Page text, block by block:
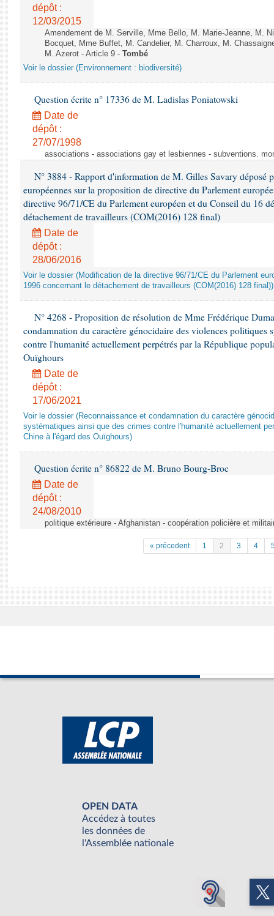
dépôt :
12/03/2015
Amendement de M. Serville, Mme Bello, M. Marie-Jeanne, M.
Bocquet, Mme Buffet, M. Candelier, M. Charroux, M.
M. Azerot - Article 9 - Tombé
Voir le dossier (Environnement : biodiversité)
Question écrite n° 17336 de M. Ladislas Poniatowski
Date de
dépôt :
27/07/1998
associations - associations gay et lesbiennes - subventions.
N° 3884 - Rapport d'information de M. Gilles Savary déposé
européennes sur la proposition de directive du Parlement
directive 96/71/CE du Parlement européen et du Conseil du 16
détachement de travailleurs (COM(2016) 128 final)
Date de
dépôt :
28/06/2016
Voir le dossier (Modification de la directive 96/71/CE du Parlement
1996 concernant le détachement de travailleurs (COM(2016) 128 final))
N° 4268 - Proposition de résolution de Mme Frédérique
condamnation du caractère génocidaire des violences politiques
contre l'humanité actuellement perpétrés par la République
Ouïghours
Date de
dépôt :
17/06/2021
Voir le dossier (Reconnaissance et condamnation du caractère
systématiques ainsi que des crimes contre l'humanité actuellement
Chine à l'égard des Ouïghours)
Question écrite n° 86822 de M. Bruno Bourg-Broc
Date de
dépôt :
24/08/2010
politique extérieure - Afghanistan - coopération policière et
« précedent 1 2 3 4
OPEN DATA
Accédez à toutes
les données de
l'Assemblée nationale